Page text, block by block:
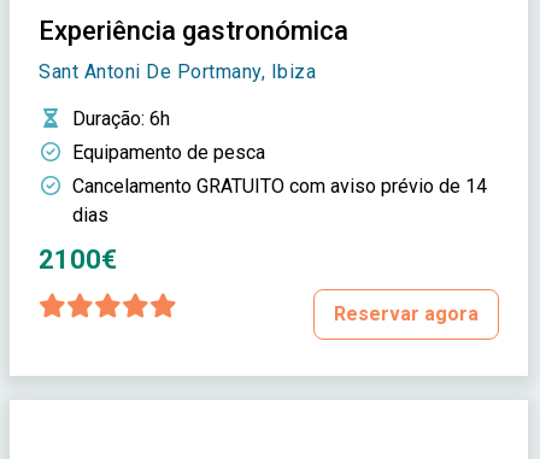
Experiência gastronómica
Sant Antoni De Portmany, Ibiza
Duração: 6h
Equipamento de pesca
Cancelamento GRATUITO com aviso prévio de 14
dias
2100€
Reservar agora